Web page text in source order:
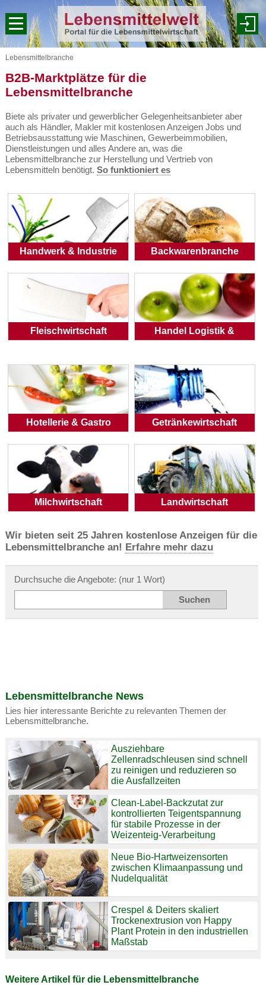
Lebensmittelbranche
B2B-Marktplätze für die
Lebensmittelbranche
Biete als privater und gewerblicher Gelegenheitsanbieter aber
auch als Händler, Makler mit kostenlosen Anzeigen Jobs und
Betriebsausstattung wie Maschinen, Gewerbeimmobilien,
Dienstleistungen und alles Andere an, was die
Lebensmittelbranche zur Herstellung und Vertrieb von
Lebensmitteln benötigt. So funktioniert es
Handwerk & Industrie Backwarenbranche
Fleischwirtschaft Handel Logistik &
Hotellerie & Gastro Getränkewirtschaft
Milchwirtschaft Landwirtschaft
Wir bieten seit 25 Jahren kostenlose Anzeigen für die
Lebensmittelbranche an! Erfahre mehr dazu
Durchsuche die Angebote: (nur 1 Wort)
Lebensmittelbranche News
Lies hier interessante Berichte zu relevanten Themen der
Lebensmittelbranche.
Ausziehbare
Zellenradschleusen sind schnell
zu reinigen und reduzieren so
die Ausfallzeiten
Clean-Label-Backzutat zur
kontrollierten Teigentspannung
für stabile Prozesse in der
Weizenteig-Verarbeitung
Neue Bio-Hartweizensorten
zwischen Klimaanpassung und
Nudelqualität
Crespel & Deiters skaliert
Trockenextrusion von Happy
Plant Protein in den industriellen
Maßstab
Weitere Artikel für die Lebensmittelbranche